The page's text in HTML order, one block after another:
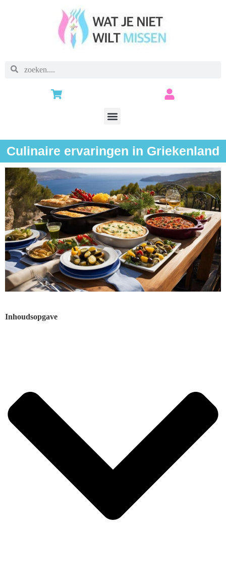
Culinaire ervaringen in Griekenland
Inhoudsopgave